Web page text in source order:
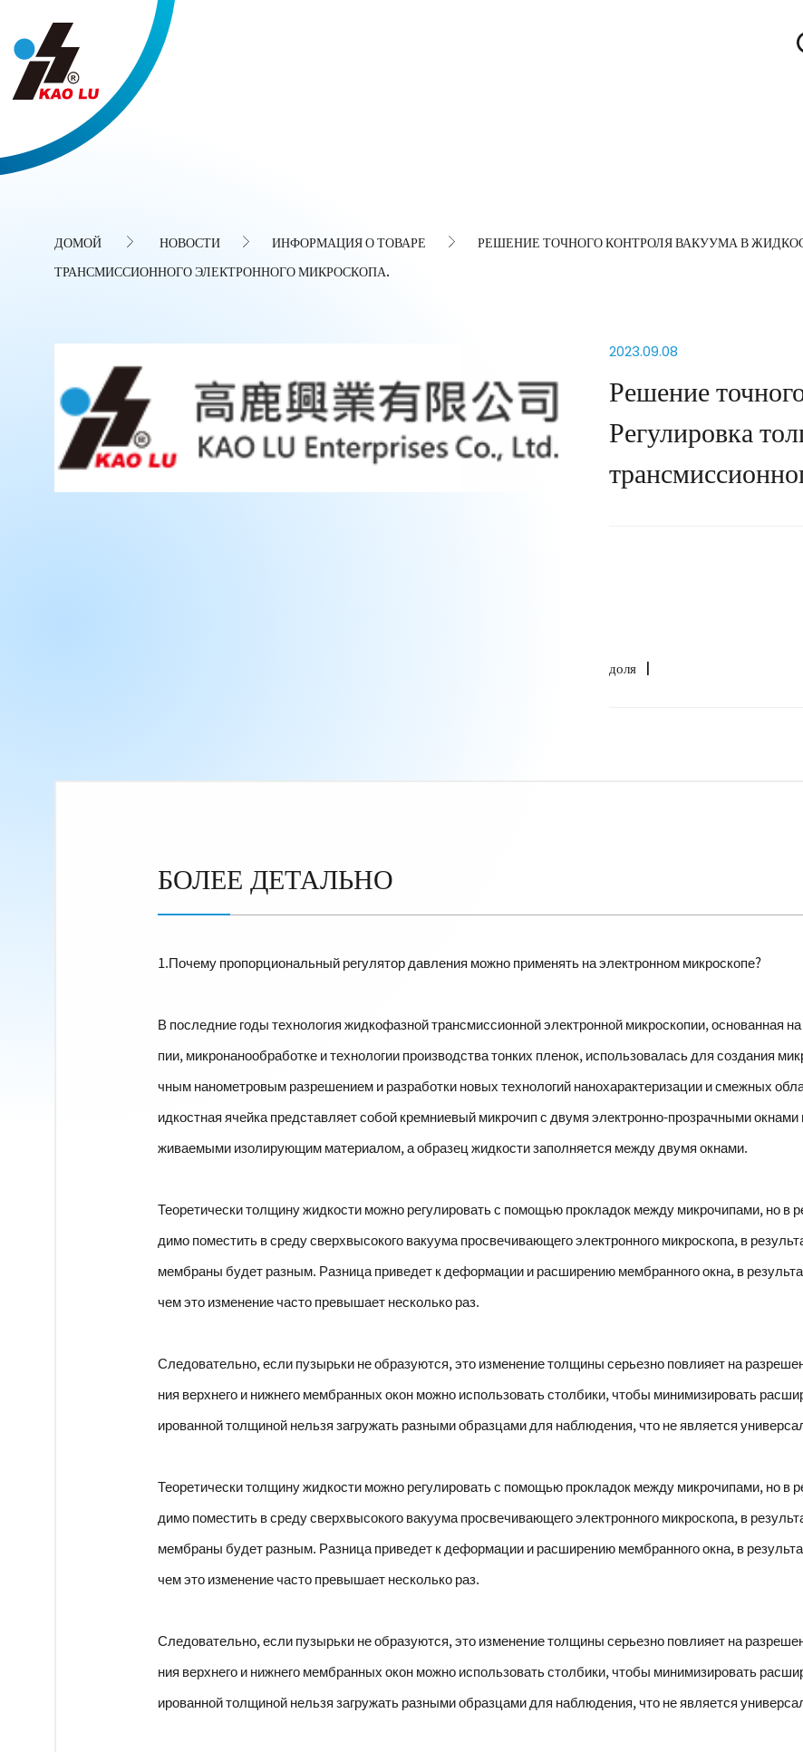
ДОМОЙ НОВОСТИ ИНФОРМАЦИЯ О ТОВАРЕ
РЕШЕНИЕ ТОЧНОГО КОНТРОЛЯ ВАКУУМА В
ТРАНСМИССИОННОГО ЭЛЕКТРОННОГО МИКРОСКОПА.
2023.09.08
Решение
Регулировка
доля
БОЛЕЕ ДЕТАЛЬНО
1.Почему пропорциональный регулятор давления можно применять на электронном микроскопе?
В последние годы технология жидкофазной трансмиссионной электронной микроскопии, основанная
пии, микронанообработке и технологии производства тонких пленок, использовалась для создания
чным нанометровым разрешением и разработки новых технологий нанохарактеризации и смежных
идкостная ячейка представляет собой кремниевый микрочип с двумя электронно-прозрачными
живаемыми изолирующим материалом, а образец жидкости заполняется между двумя окнами.
Теоретически толщину жидкости можно регулировать с помощью прокладок между микрочипами, но
димо поместить в среду сверхвысокого вакуума просвечивающего электронного микроскопа, в
мембраны будет разным. Разница приведет к деформации и расширению мембранного окна, в
чем это изменение часто превышает несколько раз.
Следовательно, если пузырьки не образуются, это изменение толщины серьезно повлияет на
ния верхнего и нижнего мембранных окон можно использовать столбики, чтобы минимизировать
ированной толщиной нельзя загружать разными образцами для наблюдения, что не является
Теоретически толщину жидкости можно регулировать с помощью прокладок между микрочипами, но
димо поместить в среду сверхвысокого вакуума просвечивающего электронного микроскопа, в
мембраны будет разным. Разница приведет к деформации и расширению мембранного окна, в
чем это изменение часто превышает несколько раз.
Следовательно, если пузырьки не образуются, это изменение толщины серьезно повлияет на
ния верхнего и нижнего мембранных окон можно использовать столбики, чтобы минимизировать
ированной толщиной нельзя загружать разными образцами для наблюдения, что не является
Панель управления cookies